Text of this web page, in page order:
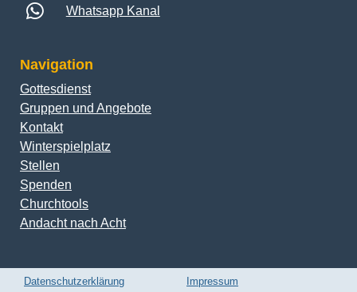
Whatsapp Kanal
Navigation
Gottesdienst
Gruppen und Angebote
Kontakt
Winterspielplatz
Stellen
Spenden
Churchtools
Andacht nach Acht
Datenschutzerklärung Impressum